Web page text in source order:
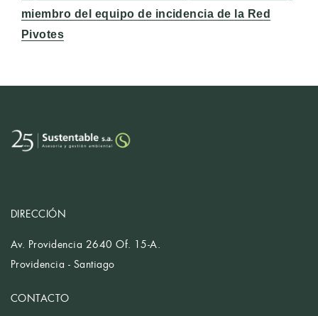
miembro del equipo de incidencia de la Red
Pivotes
DIRECCIÓN
Av. Providencia 2640 Of. 15-A.
Providencia - Santiago
CONTACTO